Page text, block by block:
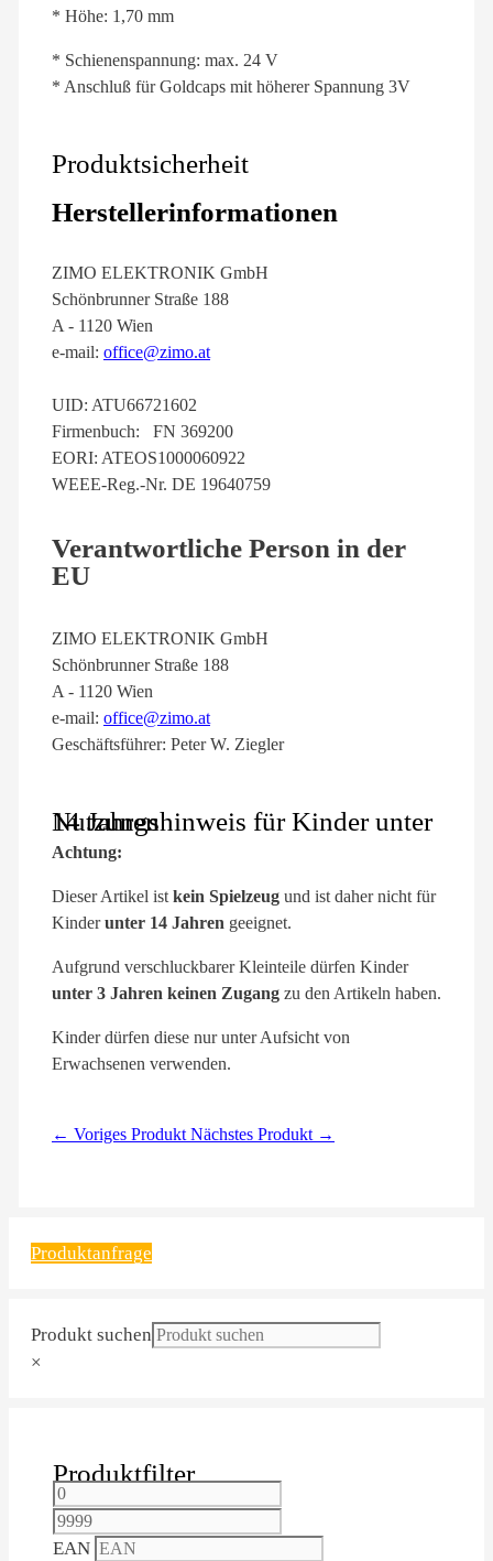
* Höhe: 1,70 mm
* Schienenspannung: max. 24 V
* Anschluß für Goldcaps mit höherer Spannung 3V
Produktsicherheit
Herstellerinformationen
ZIMO ELEKTRONIK GmbH
Schönbrunner Straße 188
A - 1120 Wien
e-mail: office@zimo.at
UID: ATU66721602
Firmenbuch: FN 369200
EORI: ATEOS1000060922
WEEE-Reg.-Nr. DE 19640759
Verantwortliche Person in der
EU
ZIMO ELEKTRONIK GmbH
Schönbrunner Straße 188
A - 1120 Wien
e-mail: office@zimo.at
Geschäftsführer: Peter W. Ziegler
Nutzungshinweis für Kinder unter 14 Jahren
Achtung:
Dieser Artikel ist kein Spielzeug und ist daher nicht für
Kinderunter 14 Jahren geeignet.
Aufgrund verschluckbarer Kleinteile dürfen Kinder
unter 3 Jahren keinen Zugang zu den Artikeln haben.
Kinder dürfen diese nur unter Aufsicht von
Erwachsenen verwenden.
← Voriges Produkt Nächstes Produkt →
Produktanfrage
Produkt suchen
×
Produktfilter
EAN